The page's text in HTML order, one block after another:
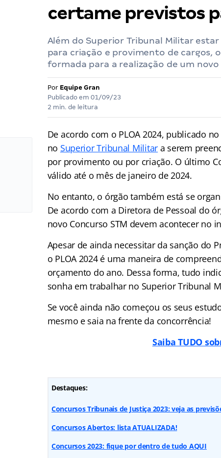
certame previstos
Além do Superior Tribunal Militar
para criação e provimento de cargos,
formada para a realização de um novo
Por Equipe Gran
Publicado em 01/09/23
2 min. de leitura
De acordo com o PLOA 2024, publicado
no Superior Tribunal Militar a serem
por provimento ou por criação. O último
válido até o mês de janeiro de 2024.
No entanto, o órgão também está se
De acordo com a Diretora de Pessoal do
novo Concurso STM devem acontecer no
Apesar de ainda necessitar da sanção do
o PLOA 2024 é uma maneira de
orçamento do ano. Dessa forma, tudo
sonha em trabalhar no Superior Tribunal
Se você ainda não começou os seus
mesmo e saia na frente da concorrência!
Saiba TUDO
Destaques:
Concursos Tribunais de Justiça 2023: veja as
Concursos Abertos: lista ATUALIZADA!
Concursos 2023: fique por dentro de tudo AQUI